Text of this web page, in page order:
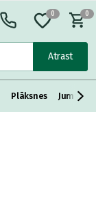
Atrast
0 0
Plāksnes Jumta